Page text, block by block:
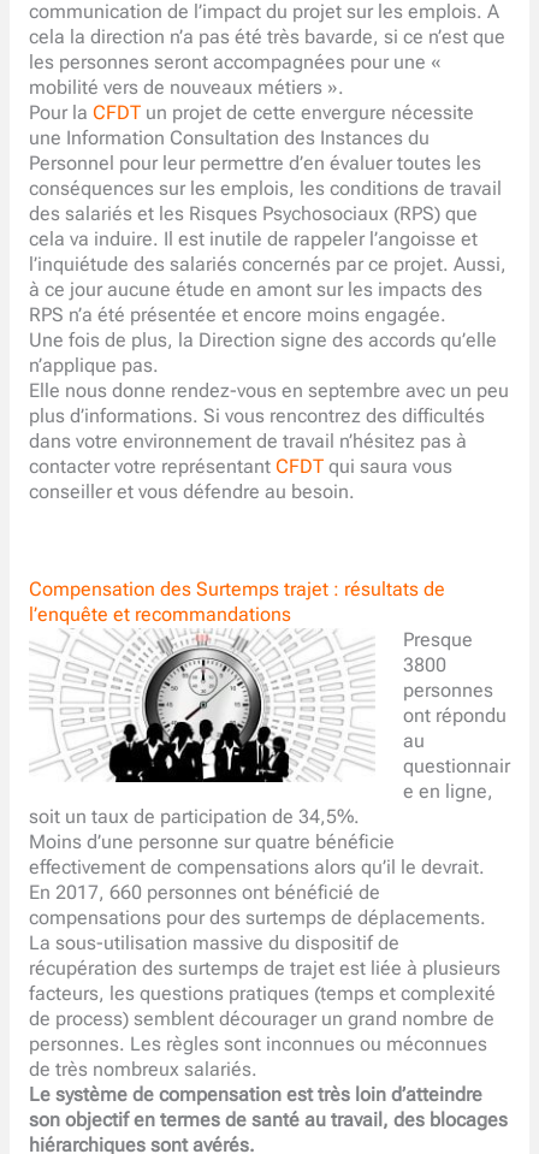
communication de l’impact du projet sur les emplois. A
cela la direction n’a pas été très bavarde, si ce n’est que
les personnes seront accompagnées pour une «
mobilité vers de nouveaux métiers ».
Pour la CFDTun projet de cette envergure nécessite
une Information Consultation des Instances du
Personnel pour leur permettre d’en évaluer toutes les
conséquences sur les emplois, les conditions de travail
des salariés et les Risques Psychosociaux (RPS) que
cela va induire. Il est inutile de rappeler l’angoisse et
l’inquiétude des salariés concernés par ce projet. Aussi,
à ce jour aucune étude en amont sur les impacts des
RPS n’a été présentée et encore moins engagée.
Une fois de plus, la Direction signe des accords qu’elle
n’applique pas.
Elle nous donne rendez-vous en septembre avec un peu
plus d’informations. Si vous rencontrez des difficultés
dans votre environnement de travail n’hésitez pas à
contacter votre représentant CFDTqui saura vous
conseiller et vous défendre au besoin.
Compensation des Surtemps trajet : résultats de
l’enquête et recommandations
Presque
3800
personnes
ont répondu
au
questionnair
e en ligne,
soit un taux de participation de 34,5%.
Moins d’une personne sur quatre bénéficie
effectivement de compensations alors qu’il le devrait.
En 2017, 660 personnes ont bénéficié de
compensations pour des surtemps de déplacements.
La sous-utilisation massive du dispositif de
récupération des surtemps de trajet est liée à plusieurs
facteurs, les questions pratiques (temps et complexité
de process) semblent décourager un grand nombre de
personnes. Les règles sont inconnues ou méconnues
de très nombreux salariés.
Le système de compensation est très loin d’atteindre
son objectif en termes de santé au travail, des blocages
hiérarchiques sont avérés.